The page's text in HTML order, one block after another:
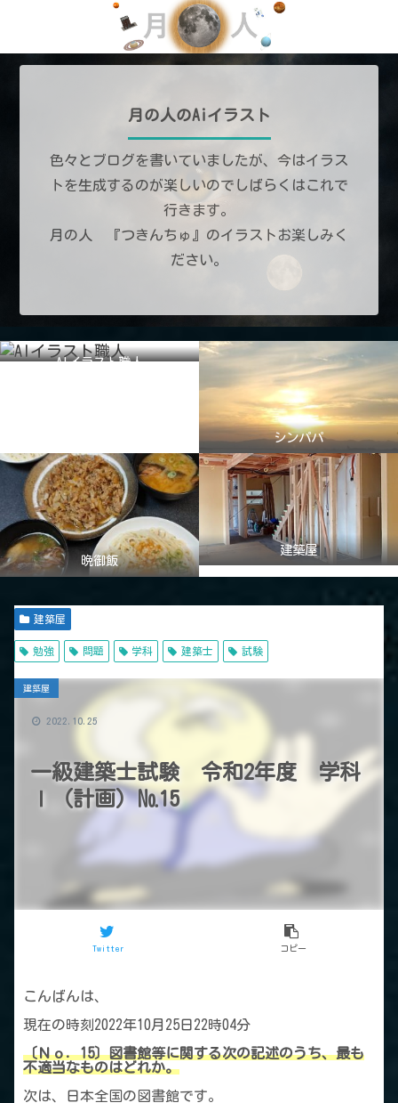
月の人のAiイラスト
色々とブログを書いていましたが、今はイラス
トを生成するのが楽しいのでしばらくはこれで
行きます。
月の人 『つきんちゅ』のイラストお楽しみく
ださい。
AIイラスト職人
シンパパ
晩御飯
建築屋
建築屋
勉強 問題 学科 建築士 試験
一級建築士試験 令和2年度 学科
Ⅰ（計画）№15
建築屋
Twitter コピー
2022.10.25
こんばんは、
現在の時刻2022年10月25日22時04分
〔Ｎｏ．15〕図書館等に関する次の記述のうち、最も
不適当なものはどれか。
次は、日本全国の図書館です。